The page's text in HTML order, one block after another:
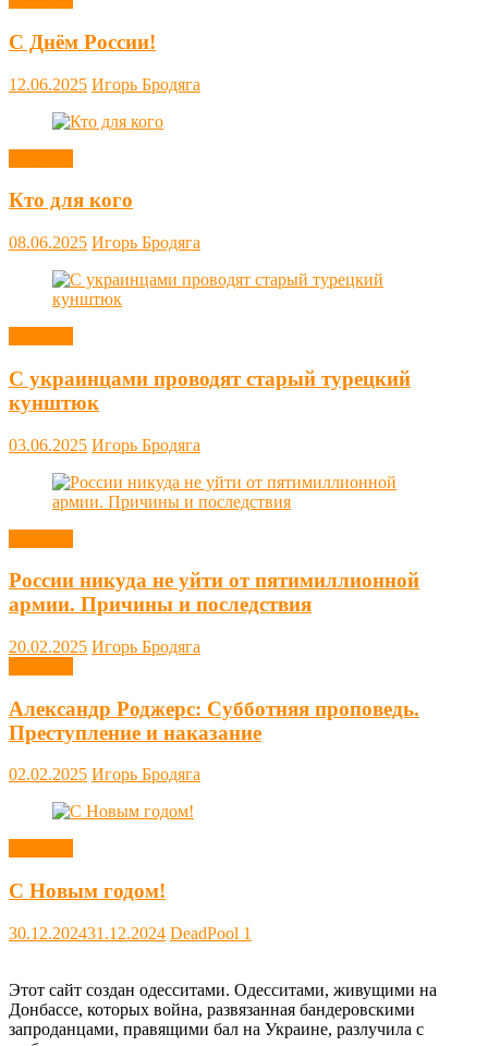
С Днём России!
12.06.2025 Игорь Бродяга
Кто для кого
08.06.2025 Игорь Бродяга
С украинцами проводят старый турецкий
кунштюк
03.06.2025 Игорь Бродяга
России никуда не уйти от пятимиллионной
армии. Причины и последствия
20.02.2025 Игорь Бродяга
Александр Роджерс: Субботняя проповедь.
Преступление и наказание
02.02.2025 Игорь Бродяга
С Новым годом!
30.12.202431.12.2024 DeadPool 1
Этот сайт создан одесситами. Одесситами, живущими на
Донбассе, которых война, развязанная бандеровскими
запроданцами, правящими бал на Украине, разлучила с